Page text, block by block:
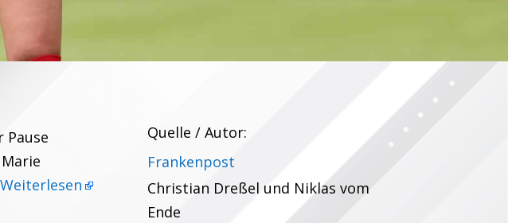
Pause
Weiterlesen
Quelle / Autor:
Frankenpost
Christian Dreßel und Niklas vom
Ende